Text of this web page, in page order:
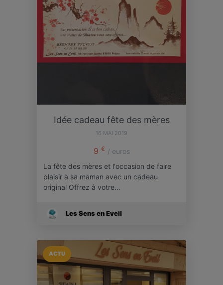
Idée cadeau fête des mères
16 MAI 2019
9 € / euros
La fête des mères et l'occasion de faire
plaisir à sa maman avec un cadeau
original Offrez à votre…
Les Sens en Eveil
ACTU